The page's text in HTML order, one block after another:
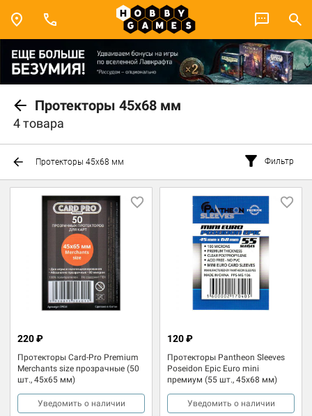
Протекторы 45x68 мм
4 товара
Протекторы 45x68 мм Фильтр
Протекторы Card-Pro Premium
Merchants size прозрачные (50
шт., 45x65 мм)
220 ₽
Уведомить о наличии
Протекторы Pantheon Sleeves
Poseidon Epic Euro mini
премиум (55 шт., 45x68 мм)
120 ₽
Уведомить о наличии